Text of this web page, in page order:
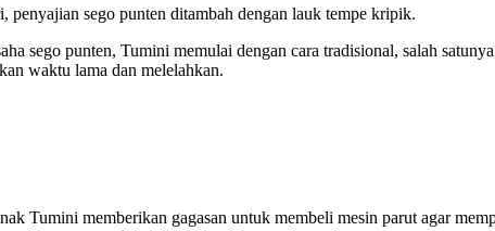
penyajian sego punten ditambah dengan lauk tempe kripik.
sego punten, Tumini memulai dengan cara tradisional, salah
waktu lama dan melelahkan.
Tumini memberikan gagasan untuk membeli mesin parut agar